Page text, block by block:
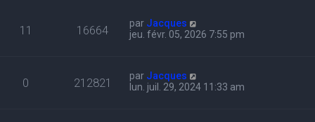
11 16664 par Jacques
jeu. févr. 05, 2026 7:55 pm
0 212821 par Jacques
lun. juil. 29, 2024 11:33 am